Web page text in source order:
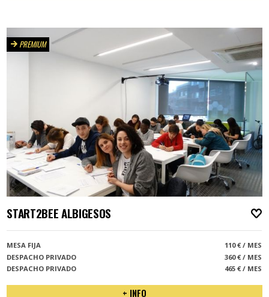
PREMIUM
START2BEE ALBIGESOS
MESA FIJA
110 € / MES
DESPACHO PRIVADO
360 € / MES
DESPACHO PRIVADO
465 € / MES
+ INFO